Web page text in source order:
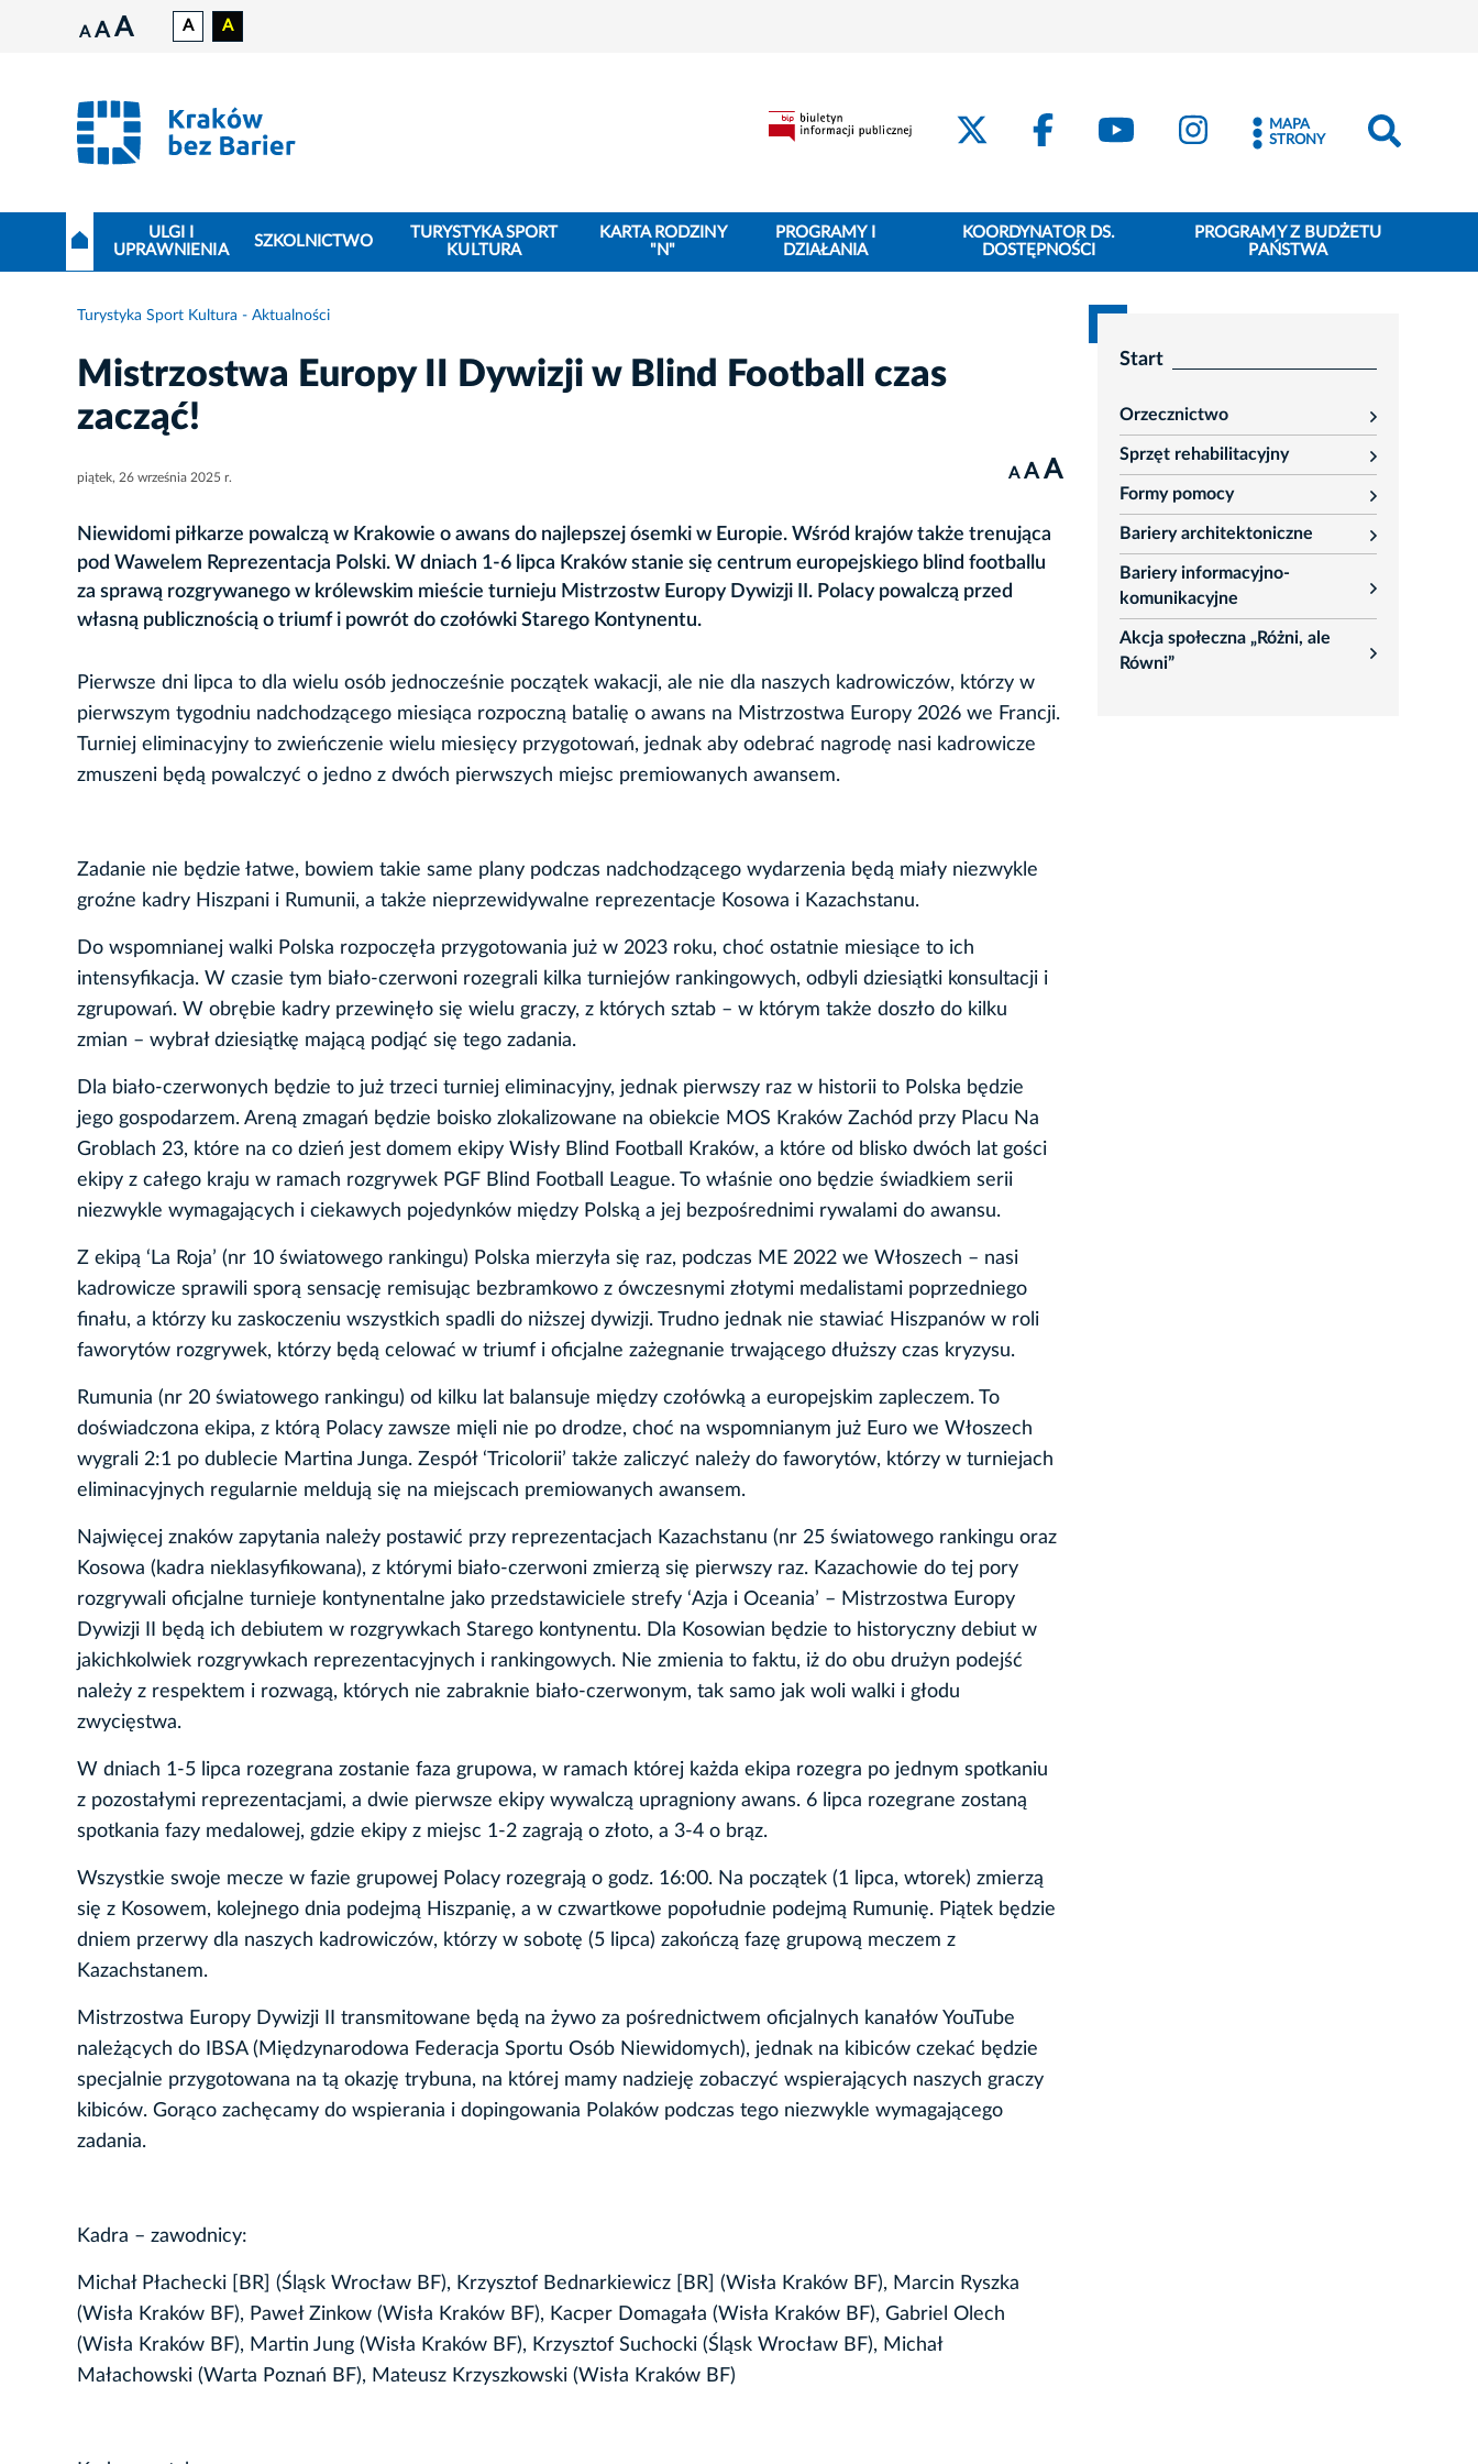
A A A A A
MAPA
STRONY
ULGI I
UPRAWNIENIA
SZKOLNICTWO
TURYSTYKA SPORT
KULTURA
KARTA RODZINY
"N"
PROGRAMY I
DZIAŁANIA
KOORDYNATOR DS.
DOSTĘPNOŚCI
PROGRAMY Z BUDŻETU
PAŃSTWA
Turystyka Sport Kultura - Aktualności
Mistrzostwa Europy II Dywizji w Blind Football czas
zacząć!
piątek, 26 września 2025 r. A A A
Niewidomi piłkarze powalczą w Krakowie o awans do najlepszej ósemki w Europie. Wśród krajów także trenująca
pod Wawelem Reprezentacja Polski. W dniach 1-6 lipca Kraków stanie się centrum europejskiego blind footballu
za sprawą rozgrywanego w królewskim mieście turnieju Mistrzostw Europy Dywizji II. Polacy powalczą przed
własną publicznością o triumf i powrót do czołówki Starego Kontynentu.
Pierwsze dni lipca to dla wielu osób jednocześnie początek wakacji, ale nie dla naszych kadrowiczów, którzy w
pierwszym tygodniu nadchodzącego miesiąca rozpoczną batalię o awans na Mistrzostwa Europy 2026 we Francji.
Turniej eliminacyjny to zwieńczenie wielu miesięcy przygotowań, jednak aby odebrać nagrodę nasi kadrowicze
zmuszeni będą powalczyć o jedno z dwóch pierwszych miejsc premiowanych awansem.
Zadanie nie będzie łatwe, bowiem takie same plany podczas nadchodzącego wydarzenia będą miały niezwykle
groźne kadry Hiszpani i Rumunii, a także nieprzewidywalne reprezentacje Kosowa i Kazachstanu.
Do wspomnianej walki Polska rozpoczęła przygotowania już w 2023 roku, choć ostatnie miesiące to ich
intensyfikacja. W czasie tym biało-czerwoni rozegrali kilka turniejów rankingowych, odbyli dziesiątki konsultacji i
zgrupowań. W obrębie kadry przewinęło się wielu graczy, z których sztab – w którym także doszło do kilku
zmian – wybrał dziesiątkę mającą podjąć się tego zadania.
Dla biało-czerwonych będzie to już trzeci turniej eliminacyjny, jednak pierwszy raz w historii to Polska będzie
jego gospodarzem. Areną zmagań będzie boisko zlokalizowane na obiekcie MOS Kraków Zachód przy Placu Na
Groblach 23, które na co dzień jest domem ekipy Wisły Blind Football Kraków, a które od blisko dwóch lat gości
ekipy z całego kraju w ramach rozgrywek PGF Blind Football League. To właśnie ono będzie świadkiem serii
niezwykle wymagających i ciekawych pojedynków między Polską a jej bezpośrednimi rywalami do awansu.
Z ekipą ‘La Roja’ (nr 10 światowego rankingu) Polska mierzyła się raz, podczas ME 2022 we Włoszech – nasi
kadrowicze sprawili sporą sensację remisując bezbramkowo z ówczesnymi złotymi medalistami poprzedniego
finału, a którzy ku zaskoczeniu wszystkich spadli do niższej dywizji. Trudno jednak nie stawiać Hiszpanów w roli
faworytów rozgrywek, którzy będą celować w triumf i oficjalne zażegnanie trwającego dłuższy czas kryzysu.
Rumunia (nr 20 światowego rankingu) od kilku lat balansuje między czołówką a europejskim zapleczem. To
doświadczona ekipa, z którą Polacy zawsze mięli nie po drodze, choć na wspomnianym już Euro we Włoszech
wygrali 2:1 po dublecie Martina Junga. Zespół ‘Tricolorii’ także zaliczyć należy do faworytów, którzy w turniejach
eliminacyjnych regularnie meldują się na miejscach premiowanych awansem.
Najwięcej znaków zapytania należy postawić przy reprezentacjach Kazachstanu (nr 25 światowego rankingu oraz
Kosowa (kadra nieklasyfikowana), z którymi biało-czerwoni zmierzą się pierwszy raz. Kazachowie do tej pory
rozgrywali oficjalne turnieje kontynentalne jako przedstawiciele strefy ‘Azja i Oceania’ – Mistrzostwa Europy
Dywizji II będą ich debiutem w rozgrywkach Starego kontynentu. Dla Kosowian będzie to historyczny debiut w
jakichkolwiek rozgrywkach reprezentacyjnych i rankingowych. Nie zmienia to faktu, iż do obu drużyn podejść
należy z respektem i rozwagą, których nie zabraknie biało-czerwonym, tak samo jak woli walki i głodu
zwycięstwa.
W dniach 1-5 lipca rozegrana zostanie faza grupowa, w ramach której każda ekipa rozegra po jednym spotkaniu
z pozostałymi reprezentacjami, a dwie pierwsze ekipy wywalczą upragniony awans. 6 lipca rozegrane zostaną
spotkania fazy medalowej, gdzie ekipy z miejsc 1-2 zagrają o złoto, a 3-4 o brąz.
Wszystkie swoje mecze w fazie grupowej Polacy rozegrają o godz. 16:00. Na początek (1 lipca, wtorek) zmierzą
się z Kosowem, kolejnego dnia podejmą Hiszpanię, a w czwartkowe popołudnie podejmą Rumunię. Piątek będzie
dniem przerwy dla naszych kadrowiczów, którzy w sobotę (5 lipca) zakończą fazę grupową meczem z
Kazachstanem.
Mistrzostwa Europy Dywizji II transmitowane będą na żywo za pośrednictwem oficjalnych kanałów YouTube
należących do IBSA (Międzynarodowa Federacja Sportu Osób Niewidomych), jednak na kibiców czekać będzie
specjalnie przygotowana na tą okazję trybuna, na której mamy nadzieję zobaczyć wspierających naszych graczy
kibiców. Gorąco zachęcamy do wspierania i dopingowania Polaków podczas tego niezwykle wymagającego
zadania.
Kadra – zawodnicy:
Michał Płachecki [BR] (Śląsk Wrocław BF), Krzysztof Bednarkiewicz [BR] (Wisła Kraków BF), Marcin Ryszka
(Wisła Kraków BF), Paweł Zinkow (Wisła Kraków BF), Kacper Domagała (Wisła Kraków BF), Gabriel Olech
(Wisła Kraków BF), Martin Jung (Wisła Kraków BF), Krzysztof Suchocki (Śląsk Wrocław BF), Michał
Małachowski (Warta Poznań BF), Mateusz Krzyszkowski (Wisła Kraków BF)
Start
Orzecznictwo
rozwiń
Sprzęt rehabilitacyjny
rozwiń
Formy pomocy
rozwiń
Bariery architektoniczne
rozwiń
Bariery informacyjno-
komunikacyjne
rozwiń
Akcja społeczna „Różni, ale
Równi”
rozwiń